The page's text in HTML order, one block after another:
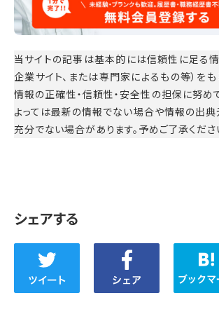
当サイトの記事は基本的には信頼性に足る
企業サイト、または専門家によるもの等）をも
情報の正確性・信頼性・安全性の担保に努め
よっては最新の情報でない場合や情報の出
充分でない場合があります。予めご了承くださ
シェアする